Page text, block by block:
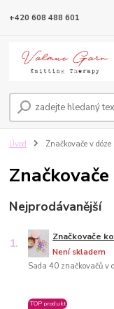
+420 608 488 601
Úvod Značkovače v dóze
Nejprodávanější
1. Značkovače
Sada 40 značkovačů v
Není skladem
TOP produkt